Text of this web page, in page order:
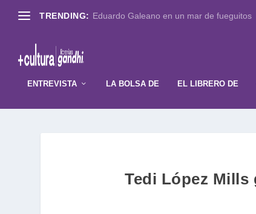
TRENDING: Eduardo Galeano en un mar de fueguitos
ENTREVISTA LA BOLSA DE EL LIBRERO DE
Tedi López Mills